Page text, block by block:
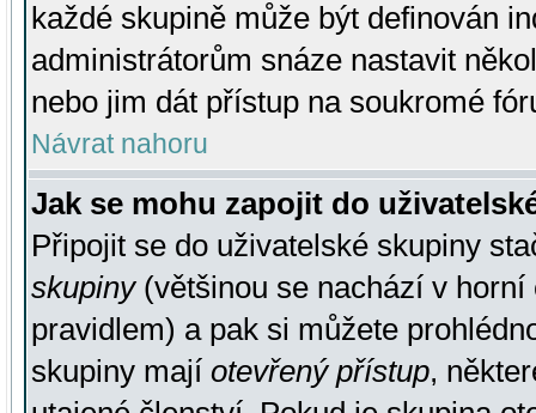
každé skupině může být definován
administrátorům snáze nastavit
nebo jim dát přístup na soukromé
Návrat nahoru
Jak se mohu zapojit do
Připojit se do uživatelské skupiny
skupiny(většinou se nachází v horní
pravidlem) a pak si můžete
skupiny mají otevřený přístup,